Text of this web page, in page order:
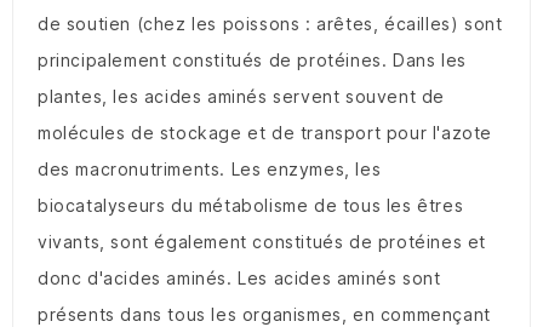
de soutien (chez les poissons : arêtes, écailles) sont
principalement constitués de protéines. Dans les
plantes, les acides aminés servent souvent de
molécules de stockage et de transport pour l'azote
des macronutriments. Les enzymes, les
biocatalyseurs du métabolisme de tous les êtres
vivants, sont également constitués de protéines et
donc d'acides aminés. Les acides aminés sont
présents dans tous les organismes, en commençant